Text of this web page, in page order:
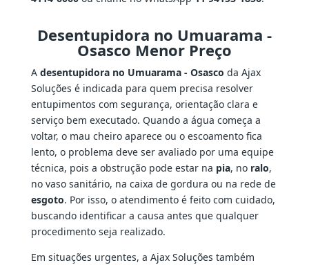
Desentupidora no Umuarama -
Osasco Menor Preço
A desentupidora no Umuarama - Osasco da Ajax
Soluções é indicada para quem precisa resolver
entupimentos com segurança, orientação clara e
serviço bem executado. Quando a água começa a
voltar, o mau cheiro aparece ou o escoamento fica
lento, o problema deve ser avaliado por uma equipe
técnica, pois a obstrução pode estar na pia, no ralo,
no vaso sanitário, na caixa de gordura ou na rede de
esgoto. Por isso, o atendimento é feito com cuidado,
buscando identificar a causa antes que qualquer
procedimento seja realizado.
Em situações urgentes, a Ajax Soluções também